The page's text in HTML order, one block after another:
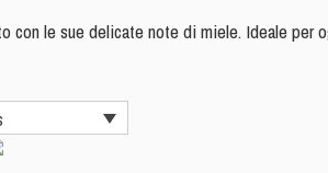
comp
*
paquet
de
le sue delicate note di miele. Ideale per